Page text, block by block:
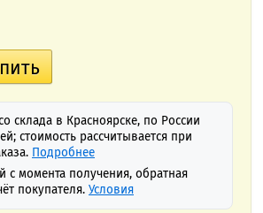
склада в Красноярске, по России
стоимость рассчитывается при
Подробнее
с момента получения, обратная
покупателя. Условия